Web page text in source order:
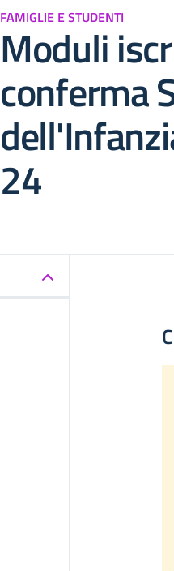
FAMIGLIE E STUDENTI
Moduli
conferma
24